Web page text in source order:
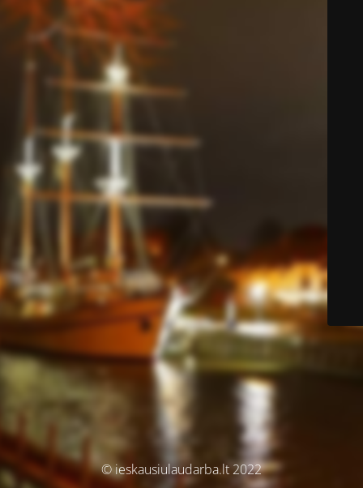
© ieskausiulaudarba.lt 2022